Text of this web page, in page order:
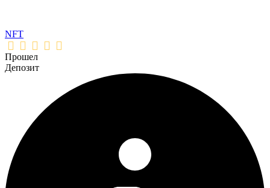
NFT
Прошел
Депозит